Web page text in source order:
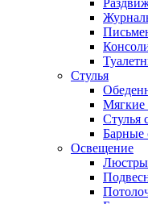
Стулья
Мягкие
Стулья
Барные
Освещение
Люстры